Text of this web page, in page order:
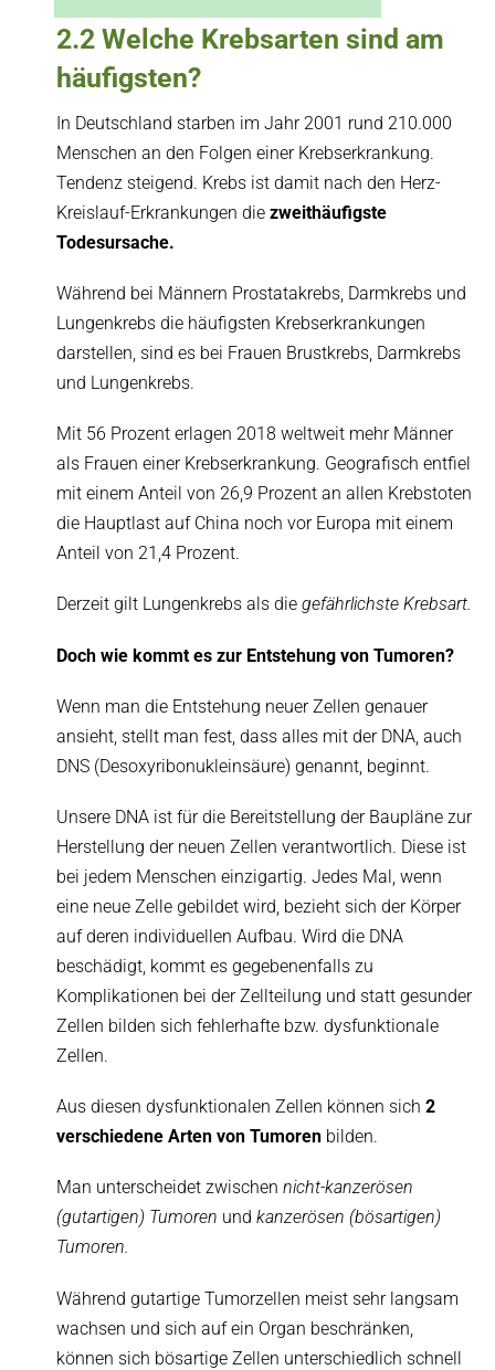
2.2 Welche Krebsarten sind am
häufigsten?
In Deutschland starben im Jahr 2001 rund 210.000
Menschen an den Folgen einer Krebserkrankung.
Tendenz steigend. Krebs ist damit nach den Herz-
Kreislauf-Erkrankungen die zweithäufigste
Todesursache.
Während bei Männern Prostatakrebs, Darmkrebs und
Lungenkrebs die häufigsten Krebserkrankungen
darstellen, sind es bei Frauen Brustkrebs, Darmkrebs
und Lungenkrebs.
Mit 56 Prozent erlagen 2018 weltweit mehr Männer
als Frauen einer Krebserkrankung. Geografisch entfiel
mit einem Anteil von 26,9 Prozent an allen Krebstoten
die Hauptlast auf China noch vor Europa mit einem
Anteil von 21,4 Prozent.
Derzeit gilt Lungenkrebs als die gefährlichste Krebsart.
Doch wie kommt es zur Entstehung von Tumoren?
Wenn man die Entstehung neuer Zellen genauer
ansieht, stellt man fest, dass alles mit der DNA, auch
DNS (Desoxyribonukleinsäure) genannt, beginnt.
Unsere DNA ist für die Bereitstellung der Baupläne zur
Herstellung der neuen Zellen verantwortlich. Diese ist
bei jedem Menschen einzigartig. Jedes Mal, wenn
eine neue Zelle gebildet wird, bezieht sich der Körper
auf deren individuellen Aufbau. Wird die DNA
beschädigt, kommt es gegebenenfalls zu
Komplikationen bei der Zellteilung und statt gesunder
Zellen bilden sich fehlerhafte bzw. dysfunktionale
Zellen.
Aus diesen dysfunktionalen Zellen können sich 2
verschiedene Arten von Tumorenbilden.
Man unterscheidet zwischen nicht-kanzerösen
(gutartigen) Tumoren und kanzerösen (bösartigen)
Tumoren.
Während gutartige Tumorzellen meist sehr langsam
wachsen und sich auf ein Organ beschränken,
können sich bösartige Zellen unterschiedlich schnell